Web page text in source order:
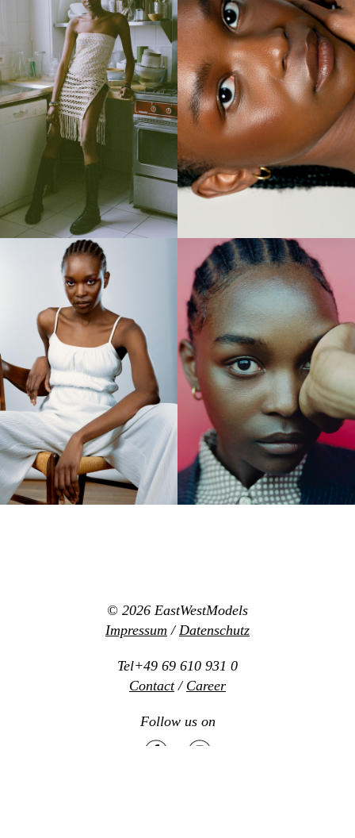
© 2026 EastWestModels
Impressum / Datenschutz
Tel+49 69 610 931 0
Contact/ Career
Follow us on